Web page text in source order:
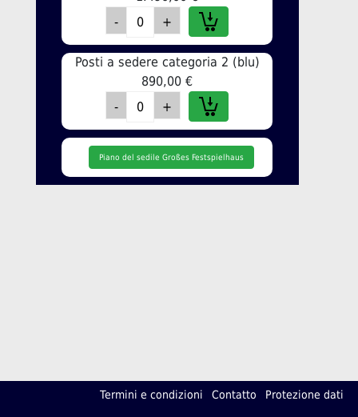
Posti a sedere categoria 2 (blu)
890,00 €
Piano del sedile Großes Festspielhaus
Termini e condizioni Contatto Protezione dati